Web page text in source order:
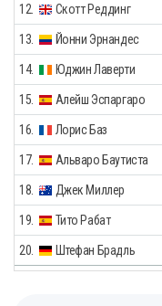
12. Скотт Реддинг
13. Йонни Эрнандес
14. Юджин Лаверти
15. Алейш Эспаргаро
16. Лорис Баз
17. Альваро Баутиста
18. Джек Миллер
19. Тито Рабат
20. Штефан Брадль